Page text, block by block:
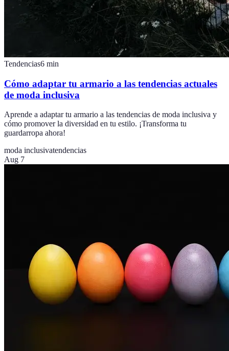
Tendencias6 min
Cómo adaptar tu armario a las tendencias actuales
de moda inclusiva
Aprende a adaptar tu armario a las tendencias de moda inclusiva y
cómo promover la diversidad en tu estilo. ¡Transforma tu
guardarropa ahora!
moda inclusivatendencias
Aug 7